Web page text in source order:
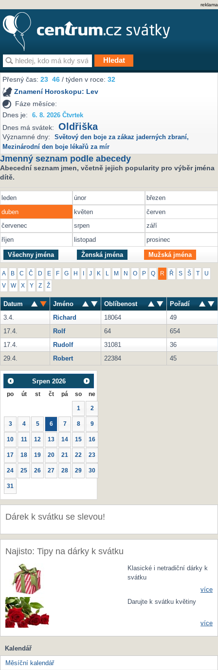
reklama
Přesný čas:23 46 / týden v roce:32
Znamení Horoskopu: Lev
Fáze měsíce:
Dnes je:
6. 8. 2026 Čtvrtek
Dnes má svátek: Oldřiška
Významné dny: Světový den boje za zákaz jaderných zbraní,
Mezinárodní den boje lékařů za mír
Jmenný seznam podle abecedy
Abecední seznam jmen, včetně jejich popularity pro výběr jména
dítě.
leden únor
březen
duben
květen
červen
červenec
srpen
září
říjen
listopad prosinec
Všechny jména Ženská jména Mužská jména
A B C Č D E F G H J K M N O P Q R Ř S Š U
V W X Y Z Ž
Datum Jméno Oblíbenost
Pořadí
3.4.
Richard 18064
49
17.4.
Rolf 64
654
17.4.
Rudolf 31081
36
29.4.
Robert 22384 45
Srpen 2026
po út st čt pá so ne
1 2
3 4 5 6 7 8 9
10 11 12 13 14 15 16
17 18 19 20 21 22 23
24 25 26 27 28 29 30
31
Dárek k svátku se slevou!
Najisto: Tipy na dárky k svátku
Klasické i netradiční dárky k
svátku
více
Darujte k svátku květiny
více
Kalendář
Měsíční kalendář